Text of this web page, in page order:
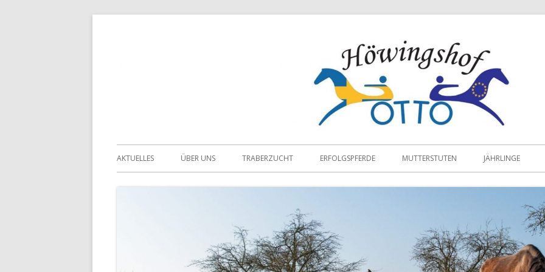
Primäres
Menü
AKTUELLES ÜBER UNS TRABERZUCHT ERFOLGSPFERDE MUTTERSTUTEN JÄHRLINGE